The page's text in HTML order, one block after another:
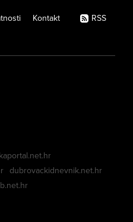
Kontakt RSS
kaportal.net.hr
dubrovackidnevnik.net.hr